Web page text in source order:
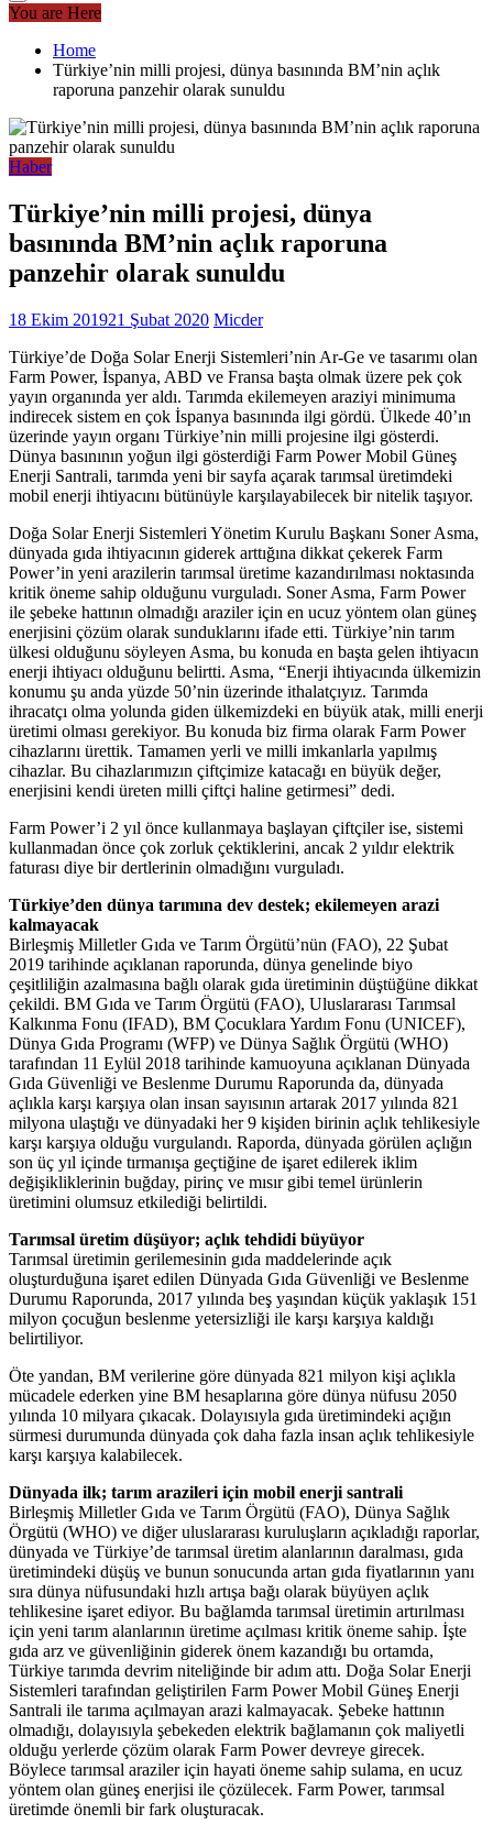
You are Here
Home
Türkiye’nin milli projesi, dünya basınında BM’nin açlık
raporuna panzehir olarak sunuldu
Haber
Türkiye’nin milli projesi, dünya
basınında BM’nin açlık raporuna
panzehir olarak sunuldu
18 Ekim 201921 Şubat 2020 Micder
Türkiye’de Doğa Solar Enerji Sistemleri’nin Ar-Ge ve tasarımı olan
Farm Power, İspanya, ABD ve Fransa başta olmak üzere pek çok
yayın organında yer aldı. Tarımda ekilemeyen araziyi minimuma
indirecek sistem en çok İspanya basınında ilgi gördü. Ülkede 40’ın
üzerinde yayın organı Türkiye’nin milli projesine ilgi gösterdi.
Dünya basınının yoğun ilgi gösterdiği Farm Power Mobil Güneş
Enerji Santrali, tarımda yeni bir sayfa açarak tarımsal üretimdeki
mobil enerji ihtiyacını bütünüyle karşılayabilecek bir nitelik taşıyor.
Doğa Solar Enerji Sistemleri Yönetim Kurulu Başkanı Soner Asma,
dünyada gıda ihtiyacının giderek arttığına dikkat çekerek Farm
Power’in yeni arazilerin tarımsal üretime kazandırılması noktasında
kritik öneme sahip olduğunu vurguladı. Soner Asma, Farm Power
ile şebeke hattının olmadığı araziler için en ucuz yöntem olan güneş
enerjisini çözüm olarak sunduklarını ifade etti. Türkiye’nin tarım
ülkesi olduğunu söyleyen Asma, bu konuda en başta gelen ihtiyacın
enerji ihtiyacı olduğunu belirtti. Asma, “Enerji ihtiyacında ülkemizin
konumu şu anda yüzde 50’nin üzerinde ithalatçıyız. Tarımda
ihracatçı olma yolunda giden ülkemizdeki en büyük atak, milli enerji
üretimi olması gerekiyor. Bu konuda biz firma olarak Farm Power
cihazlarını ürettik. Tamamen yerli ve milli imkanlarla yapılmış
cihazlar. Bu cihazlarımızın çiftçimize katacağı en büyük değer,
enerjisini kendi üreten milli çiftçi haline getirmesi” dedi.
Farm Power’i 2 yıl önce kullanmaya başlayan çiftçiler ise, sistemi
kullanmadan önce çok zorluk çektiklerini, ancak 2 yıldır elektrik
faturası diye bir dertlerinin olmadığını vurguladı.
Türkiye’den dünya tarımına dev destek; ekilemeyen arazi
kalmayacak
Birleşmiş Milletler Gıda ve Tarım Örgütü’nün (FAO), 22 Şubat
2019 tarihinde açıklanan raporunda, dünya genelinde biyo
çeşitliliğin azalmasına bağlı olarak gıda üretiminin düştüğüne dikkat
çekildi. BM Gıda ve Tarım Örgütü (FAO), Uluslararası Tarımsal
Kalkınma Fonu (IFAD), BM Çocuklara Yardım Fonu (UNICEF),
Dünya Gıda Programı (WFP) ve Dünya Sağlık Örgütü (WHO)
tarafından 11 Eylül 2018 tarihinde kamuoyuna açıklanan Dünyada
Gıda Güvenliği ve Beslenme Durumu Raporunda da, dünyada
açlıkla karşı karşıya olan insan sayısının artarak 2017 yılında 821
milyona ulaştığı ve dünyadaki her 9 kişiden birinin açlık tehlikesiyle
karşı karşıya olduğu vurgulandı. Raporda, dünyada görülen açlığın
son üç yıl içinde tırmanışa geçtiğine de işaret edilerek iklim
değişikliklerinin buğday, pirinç ve mısır gibi temel ürünlerin
üretimini olumsuz etkilediği belirtildi.
Tarımsal üretim düşüyor; açlık tehdidi büyüyor
Tarımsal üretimin gerilemesinin gıda maddelerinde açık
oluşturduğuna işaret edilen Dünyada Gıda Güvenliği ve Beslenme
Durumu Raporunda, 2017 yılında beş yaşından küçük yaklaşık 151
milyon çocuğun beslenme yetersizliği ile karşı karşıya kaldığı
belirtiliyor.
Öte yandan, BM verilerine göre dünyada 821 milyon kişi açlıkla
mücadele ederken yine BM hesaplarına göre dünya nüfusu 2050
yılında 10 milyara çıkacak. Dolayısıyla gıda üretimindeki açığın
sürmesi durumunda dünyada çok daha fazla insan açlık tehlikesiyle
karşı karşıya kalabilecek.
Dünyada ilk; tarım arazileri için mobil enerji santrali
Birleşmiş Milletler Gıda ve Tarım Örgütü (FAO), Dünya Sağlık
Örgütü (WHO) ve diğer uluslararası kuruluşların açıkladığı raporlar,
dünyada ve Türkiye’de tarımsal üretim alanlarının daralması, gıda
üretimindeki düşüş ve bunun sonucunda artan gıda fiyatlarının yanı
sıra dünya nüfusundaki hızlı artışa bağı olarak büyüyen açlık
tehlikesine işaret ediyor. Bu bağlamda tarımsal üretimin artırılması
için yeni tarım alanlarının üretime açılması kritik öneme sahip. İşte
gıda arz ve güvenliğinin giderek önem kazandığı bu ortamda,
Türkiye tarımda devrim niteliğinde bir adım attı. Doğa Solar Enerji
Sistemleri tarafından geliştirilen Farm Power Mobil Güneş Enerji
Santrali ile tarıma açılmayan arazi kalmayacak. Şebeke hattının
olmadığı, dolayısıyla şebekeden elektrik bağlamanın çok maliyetli
olduğu yerlerde çözüm olarak Farm Power devreye girecek.
Böylece tarımsal araziler için hayati öneme sahip sulama, en ucuz
yöntem olan güneş enerjisi ile çözülecek. Farm Power, tarımsal
üretimde önemli bir fark oluşturacak.